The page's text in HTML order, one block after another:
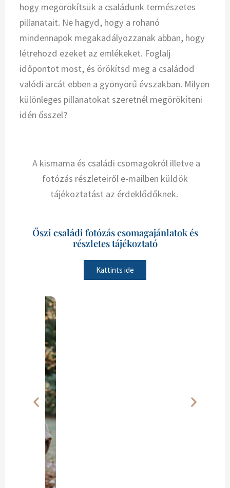
hogy megörökítsük a családunk természetes
pillanatait. Ne hagyd, hogy a rohanó
mindennapok megakadályozzanak abban, hogy
létrehozd ezeket az emlékeket. Foglalj
időpontot most, és örökítsd meg a családod
valódi arcát ebben a gyönyörű évszakban. Milyen
különleges pillanatokat szeretnél megörökíteni
idén ősszel?
A kismama és családi csomagokról illetve a
fotózás részleteiről e-mailben küldök
tájékoztatást az érdeklődőknek.
Őszi családi fotózás csomagajánlatok és
részletes tájékoztató
Kattints ide